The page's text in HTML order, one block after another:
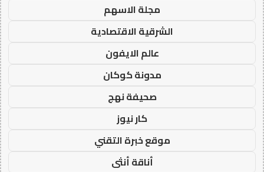
مجلة الاسهم
الشرقية الاقتصادية
عالم الايفون
مدونة كوكان
صحيفة نهج
كار نيوز
موقع خبرة التقني
أناقة أنثى